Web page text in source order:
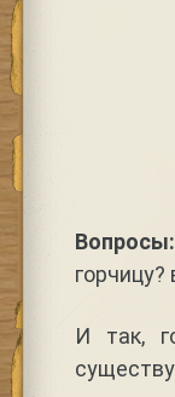
Вопросы:
горчицу?
И так,